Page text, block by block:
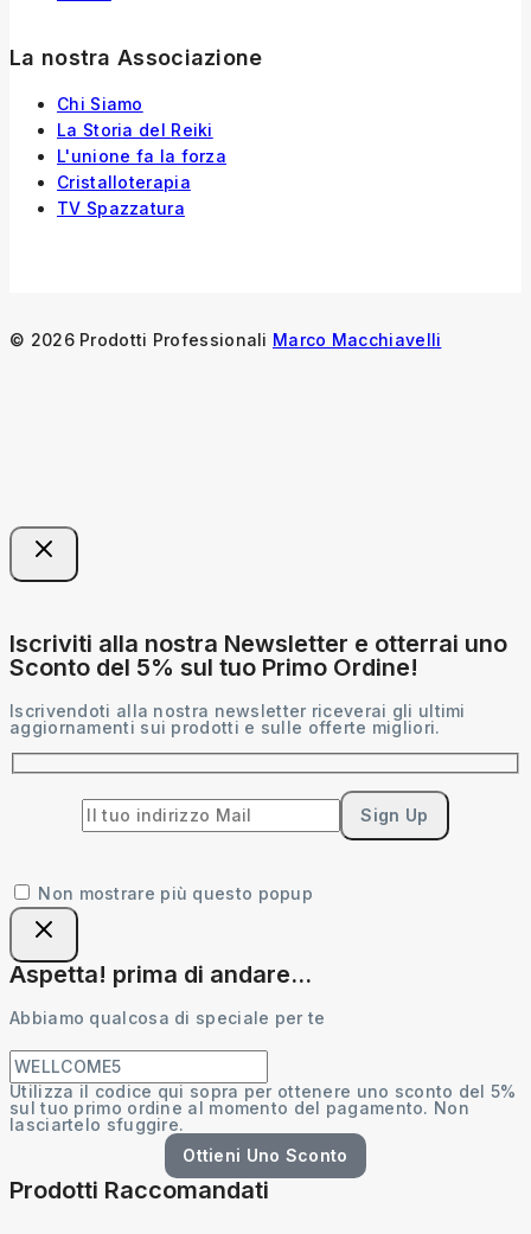
La nostra Associazione
Chi Siamo
La Storia del Reiki
L'unione fa la forza
Cristalloterapia
TV Spazzatura
© 2026 Prodotti Professionali Marco Macchiavelli
Iscriviti alla nostra Newsletter e otterrai uno
Sconto del 5% sul tuo Primo Ordine!
Iscrivendoti alla nostra newsletter riceverai gli ultimi
aggiornamenti sui prodotti e sulle offerte migliori.
Non mostrare più questo popup
Aspetta! prima di andare...
Abbiamo qualcosa di speciale per te
Utilizza il codice qui sopra per ottenere uno sconto del 5%
sul tuo primo ordine al momento del pagamento. Non
lasciartelo sfuggire.
Ottieni Uno Sconto
Prodotti Raccomandati